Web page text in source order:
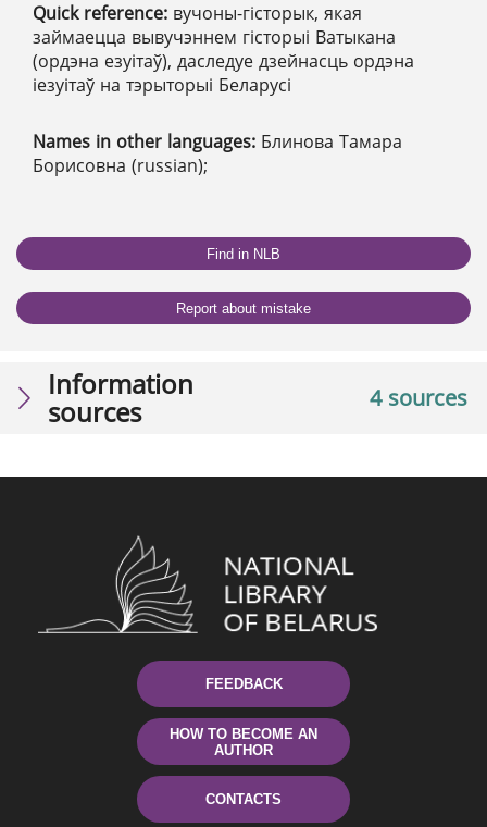
Quick reference: вучоны-гісторык, якая
займаецца вывучэннем гісторыі Ватыкана
(ордэна езуітаў), даследуе дзейнасць ордэна
іезуітаў на тэрыторыі Беларусі
Names in other languages: Блинова Тамара
Борисовна (russian);
Find in NLB
Report about mistake
4 sources
Information
sources
FEEDBACK
HOW TO BECOME AN
AUTHOR
CONTACTS